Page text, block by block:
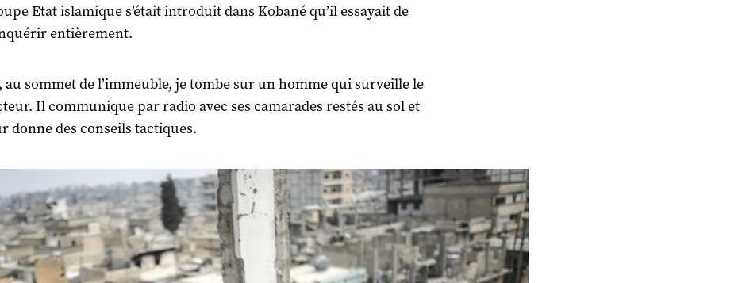
Etat islamique s’était introduit dans Kobané qu’il essayait de
entièrement.
au sommet de l’immeuble, je tombe sur un homme qui surveille le
Il communique par radio avec ses camarades restés au sol et
donne des conseils tactiques.